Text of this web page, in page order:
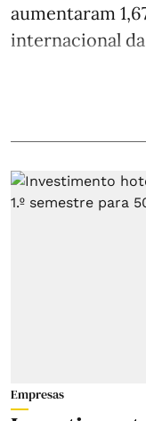
aumentaram
internacional
Empresas